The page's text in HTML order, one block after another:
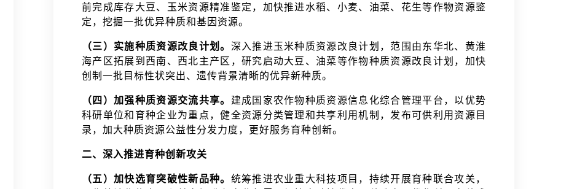
前完成库存大豆、玉米资源精准鉴定，加快推进水稻、小麦、油菜、花生等作物资源鉴
定，挖掘一批优异种质和基因资源。
（三）实施种质资源改良计划。 深入推进玉米种质资源改良计划，范围由东华北、黄淮
海产区拓展到西南、西北主产区，研究启动大豆、油菜等作物种质资源改良计划，加快
创制一批目标性状突出、遗传背景清晰的优异新种质。
（四）加强种质资源交流共享。 建成国家农作物种质资源信息化综合管理平台，以优势
科研单位和育种企业为重点，健全资源分类管理和共享利用机制，发布可供利用资源目
录，加大种质资源公益性分发力度，更好服务育种创新。
二、深入推进育种创新攻关
（五）加快选育突破性新品种。 统筹推进农业重大科技项目，持续开展育种联合攻关，